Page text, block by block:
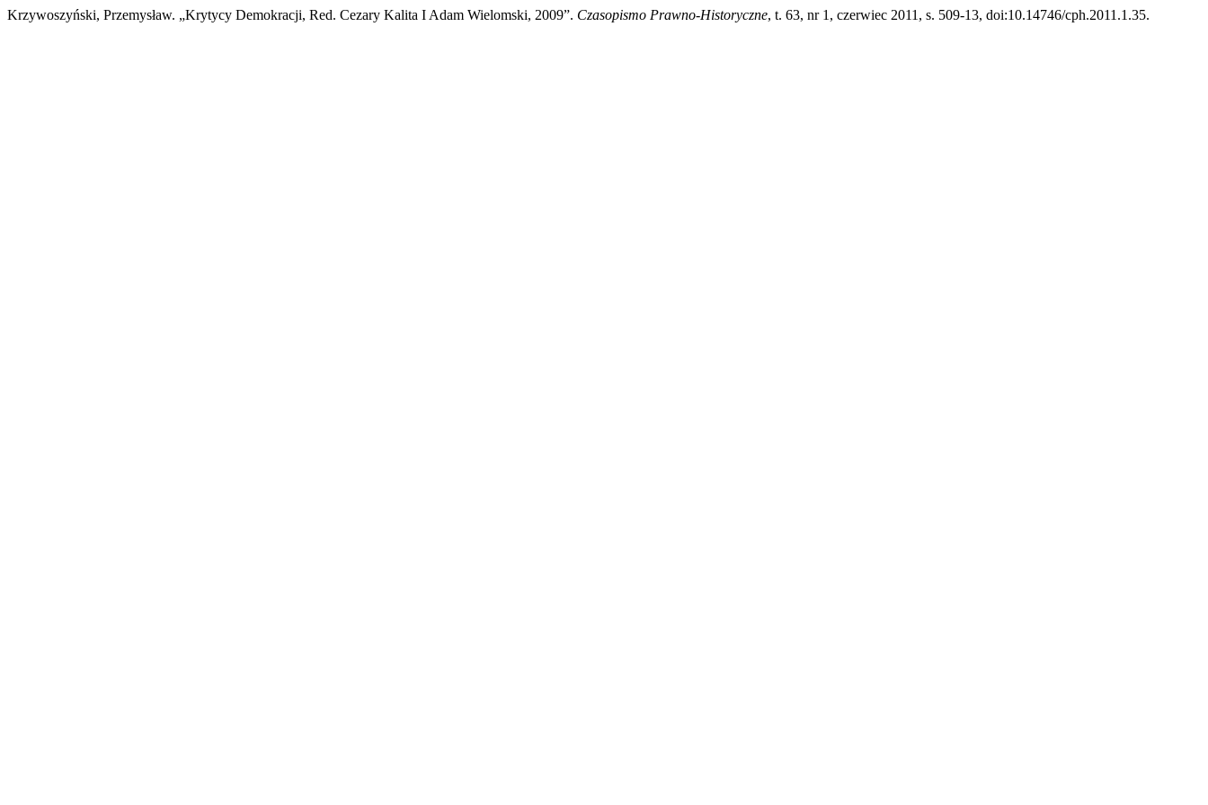
Krzywoszyński, Przemysław. „Krytycy Demokracji, Red. Cezary Kalita I Adam Wielomski, 2009”. Czasopismo Prawno-Historyczne, t. 63, nr 1, czerwiec 2011, s. 509-13, doi:10.14746/cph.2011.1.35.